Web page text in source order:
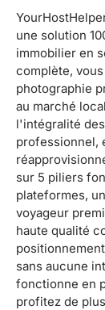
une solution
immobilier en
complète,
photographie
au marché
l'intégralité
professionnel,
sur 5 piliers
plateformes,
voyageur
haute qualité
sans aucune
fonctionne en
profitez de